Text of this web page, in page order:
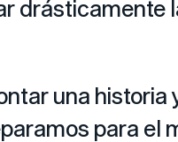
drásticamente
una historia
para el